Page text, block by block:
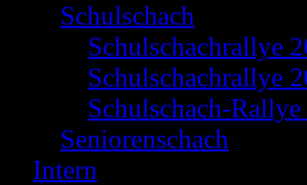
Schulschach
Schulschachrallye
Schulschachrallye
Schulschach-
Seniorenschach
Intern